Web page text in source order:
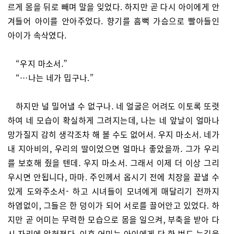
르게 몸을 뒤로 빼며 말을 잊었다. 하지만 곧 다시 아이에게 안
겨들어 아이를 안아주었다. 향기를 흠뻑 가슴으로 빨아들인
아이가 속삭였다.
“우지 마소서.”
“…나는 네가 밉구나.”
하지만 널 밀어낼 수 없구나. 네 얼굴은 어려도 이토록 또렷
하여 네 모습이 확실하게 그려지는데, 나는 네 앞날이 얼마나
망가질지 감히 생각조차 해 볼 수도 없어서. 우지 마소서. 네가
내 지아비의, 우리의 딸이었으면 얼마나 좋았을까. 그가 우리
를 보호해 줬을 텐데. 우지 마소서. 그래서 이제 더 이상 그리
우시면 안됩니다, 마마. 주인께서 옵시기 전에 치장을 끝낼 수
있게 도와주소서- 하고 시녀들이 모녀에게 매달리기 전까지
하염없이, 그들은 한 덩이가 되어 서로를 끌어안고 있었다. 하
지만 곧 어미는 무력한 모습으로 몸을 일으켜, 부축을 받아 다